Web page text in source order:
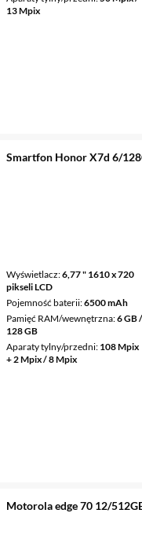
13 Mpix
Smartfon Honor X7d 6/
Wyświetlacz 6,77 " 1610 x 720
pikseli LCD
Pojemność baterii 6500 mAh
Pamięć RAM/wewnętrzna 6 GB /
128 GB
Aparaty tylny/przedni 108 Mpix
+ 2 Mpix / 8 Mpix
Motorola edge 70 12/